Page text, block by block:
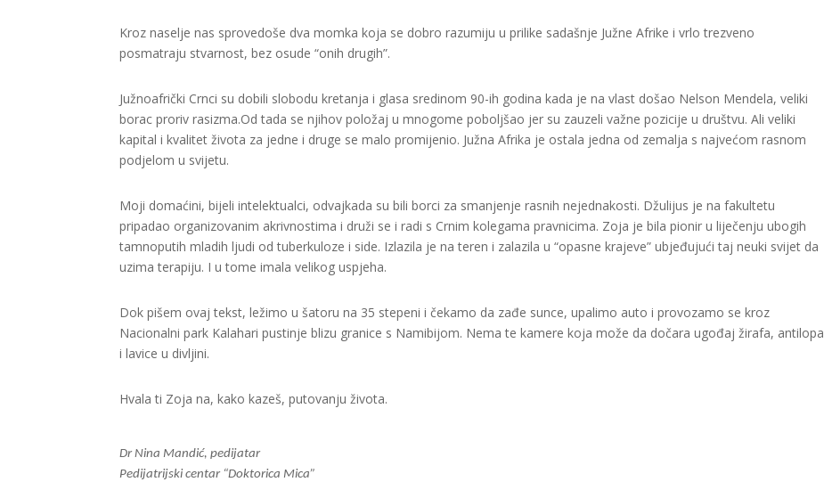
Kroz naselje nas sprovedoše dva momka koja se dobro razumiju u prilike sadašnje Južne Afrike i vrlo trezveno
posmatraju stvarnost, bez osude “onih drugih”.
Južnoafrički Crnci su dobili slobodu kretanja i glasa sredinom 90-ih godina kada je na vlast došao Nelson Mendela, veliki
borac proriv rasizma.Od tada se njihov položaj u mnogome poboljšao jer su zauzeli važne pozicije u društvu. Ali veliki
kapital i kvalitet života za jedne i druge se malo promijenio. Južna Afrika je ostala jedna od zemalja s najvećom rasnom
podjelom u svijetu.
Moji domaćini, bijeli intelektualci, odvajkada su bili borci za smanjenje rasnih nejednakosti. Džulijus je na fakultetu
pripadao organizovanim akrivnostima i druži se i radi s Crnim kolegama pravnicima. Zoja je bila pionir u liječenju ubogih
tamnoputih mladih ljudi od tuberkuloze i side. Izlazila je na teren i zalazila u “opasne krajeve” ubjeđujući taj neuki svijet da
uzima terapiju. I u tome imala velikog uspjeha.
Dok pišem ovaj tekst, ležimo u šatoru na 35 stepeni i čekamo da zađe sunce, upalimo auto i provozamo se kroz
Nacionalni park Kalahari pustinje blizu granice s Namibijom. Nema te kamere koja može da dočara ugođaj žirafa, antilopa
i lavice u divljini.
Hvala ti Zoja na, kako kazeš, putovanju života.
Dr Nina Mandić, pedijatar
Pedijatrijski centar “Doktorica Mica”